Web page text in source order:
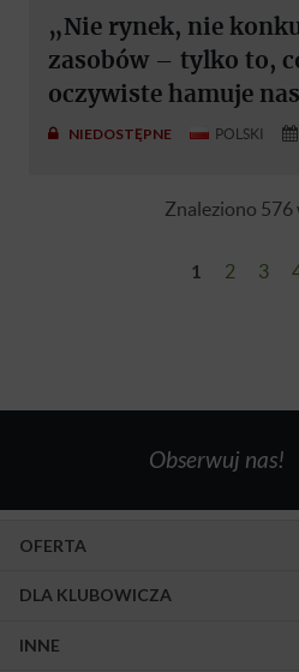
„Nie rynek, nie
zasobów – tylko to,
oczywiste hamuje
NIEDOSTĘPNE POLSKI
Znaleziono 576
1 2 3
Obserwuj nas!
OFERTA
DLA KLUBOWICZA
INNE